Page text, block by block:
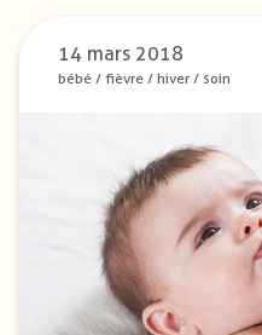
14 mars 2018
bébé / fièvre / hiver / soin